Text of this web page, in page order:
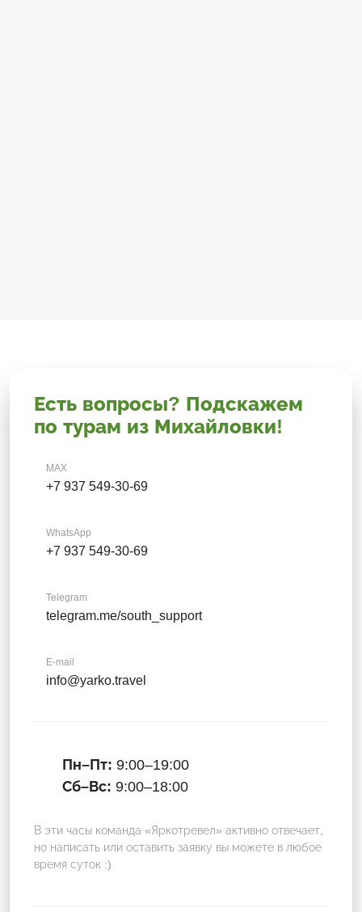
Есть вопросы? Подскажем
по турам из Михайловки!
MAX
+7 937 549-30-69
WhatsApp
+7 937 549-30-69
Telegram
telegram.me/south_support
E-mail
info@yarko.travel
Пн–Пт: 9:00–19:00
Сб–Вс: 9:00–18:00
В эти часы команда «Яркотревел» активно отвечает,
но написать или оставить заявку вы можете в любое
время суток :)